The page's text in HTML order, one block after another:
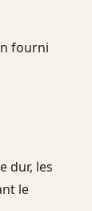
fourni
dur, les
le